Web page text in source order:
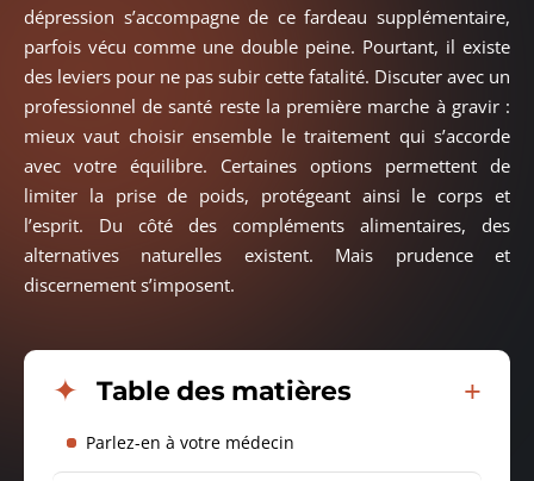
dépression s’accompagne de ce fardeau supplémentaire,
parfois vécu comme une double peine. Pourtant, il existe
des leviers pour ne pas subir cette fatalité. Discuter avec un
professionnel de santé reste la première marche à gravir :
mieux vaut choisir ensemble le traitement qui s’accorde
avec votre équilibre. Certaines options permettent de
limiter la prise de poids, protégeant ainsi le corps et
l’esprit. Du côté des compléments alimentaires, des
alternatives naturelles existent. Mais prudence et
discernement s’imposent.
Table des matières
Parlez-en à votre médecin